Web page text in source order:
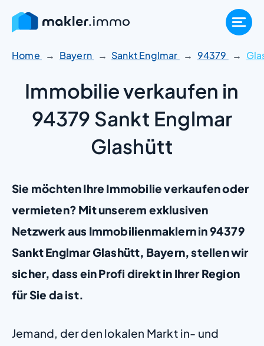
Zum
Inhalt
springen
Home Bayern Sankt Englmar 94379
Immobilie verkaufen in
94379 Sankt Englmar
Glashütt
Sie möchten Ihre Immobilie verkaufen oder
vermieten? Mit unserem exklusiven
Netzwerk aus Immobilienmaklern in 94379
Sankt Englmar Glashütt, Bayern, stellen wir
sicher, dass ein Profi direkt in Ihrer Region
für Sie da ist.
Jemand, der den lokalen Markt in- und